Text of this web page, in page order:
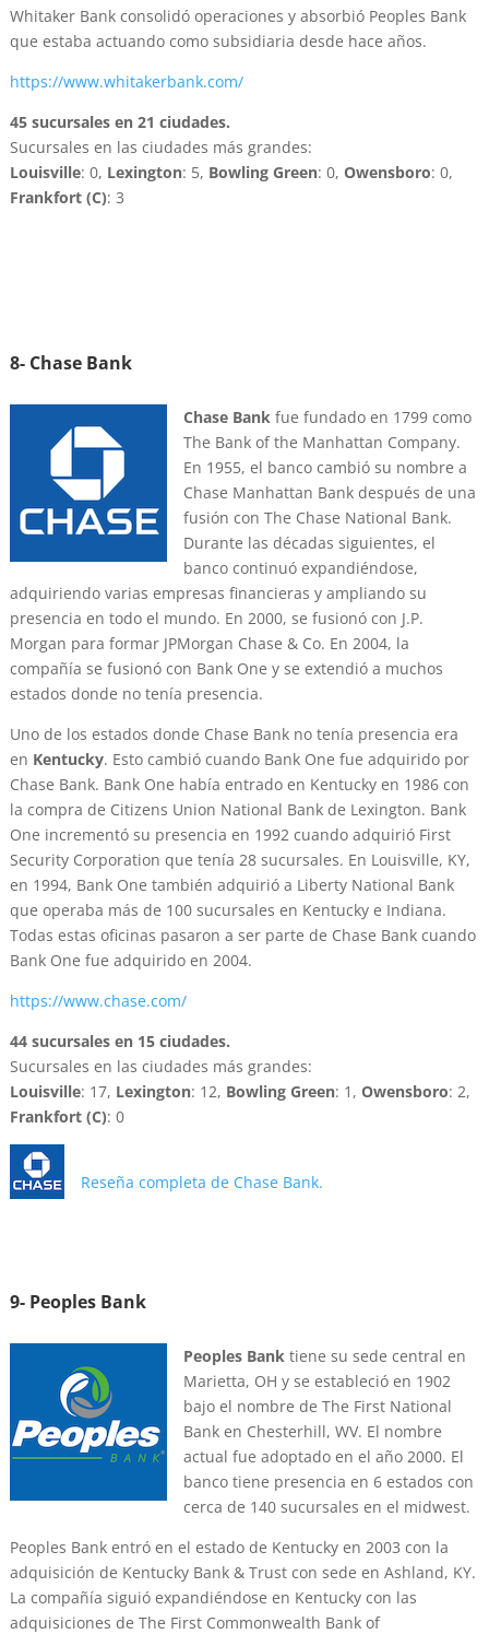
Whitaker Bank consolidó operaciones y absorbió Peoples Bank
que estaba actuando como subsidiaria desde hace años.
https://www.whitakerbank.com/
45 sucursales en 21 ciudades.
Sucursales en las ciudades más grandes:
Louisville: 0, Lexington: 5, Bowling Green: 0, Owensboro: 0,
Frankfort (C): 3
8- Chase Bank
Chase Bankfue fundado en 1799 como
The Bank of the Manhattan Company.
En 1955, el banco cambió su nombre a
Chase Manhattan Bank después de una
fusión con The Chase National Bank.
Durante las décadas siguientes, el
banco continuó expandiéndose,
adquiriendo varias empresas financieras y ampliando su
presencia en todo el mundo. En 2000, se fusionó con J.P.
Morgan para formar JPMorgan Chase & Co. En 2004, la
compañía se fusionó con Bank One y se extendió a muchos
estados donde no tenía presencia.
Uno de los estados donde Chase Bank no tenía presencia era
en Kentucky. Esto cambió cuando Bank One fue adquirido por
Chase Bank. Bank One había entrado en Kentucky en 1986 con
la compra de Citizens Union National Bank de Lexington. Bank
One incrementó su presencia en 1992 cuando adquirió First
Security Corporation que tenía 28 sucursales. En Louisville, KY,
en 1994, Bank One también adquirió a Liberty National Bank
que operaba más de 100 sucursales en Kentucky e Indiana.
Todas estas oficinas pasaron a ser parte de Chase Bank cuando
Bank One fue adquirido en 2004.
https://www.chase.com/
44 sucursales en 15 ciudades.
Sucursales en las ciudades más grandes:
Louisville: 17, Lexington: 12, Bowling Green: 1, Owensboro: 2,
Frankfort (C): 0
Reseña completa de Chase Bank.
9- Peoples Bank
Peoples Banktiene su sede central en
Marietta, OH y se estableció en 1902
bajo el nombre de The First National
Bank en Chesterhill, WV. El nombre
actual fue adoptado en el año 2000. El
banco tiene presencia en 6 estados con
cerca de 140 sucursales en el midwest.
Peoples Bank entró en el estado de Kentucky en 2003 con la
adquisición de Kentucky Bank & Trust con sede en Ashland, KY.
La compañía siguió expandiéndose en Kentucky con las
adquisiciones de The First Commonwealth Bank of